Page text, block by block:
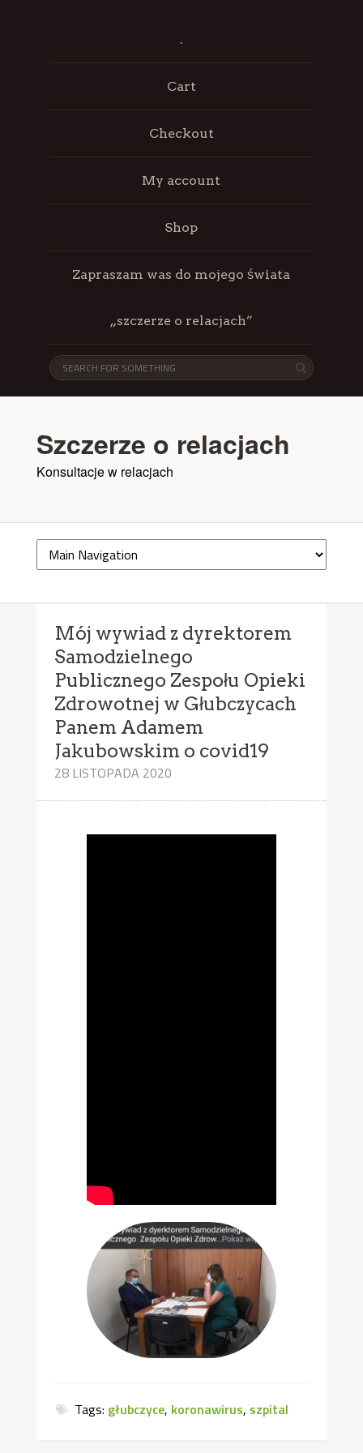
.
Cart
Checkout
My account
Shop
Zapraszam was do mojego świata
„szczerze o relacjach”
Szczerze o relacjach
Konsultacje w relacjach
Mój wywiad z dyrektorem
Samodzielnego
Publicznego Zespołu Opieki
Zdrowotnej w Głubczycach
Panem Adamem
Jakubowskim o covid19
28 LISTOPADA 2020
Tags: głubczyce, koronawirus, szpital